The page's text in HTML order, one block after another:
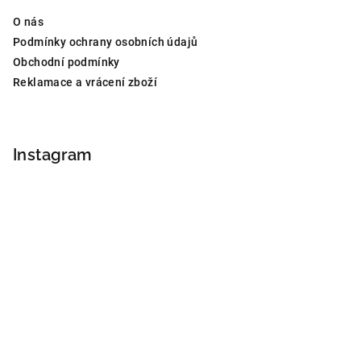
O nás
Podmínky ochrany osobních údajů
Obchodní podmínky
Reklamace a vrácení zboží
Instagram